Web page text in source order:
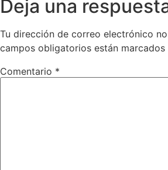
Deja una
Tu dirección de correo electrónico
campos obligatorios están marcados
Comentario *